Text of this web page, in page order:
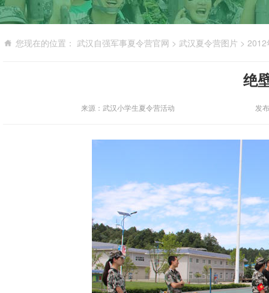
您现在的位置： 武汉自强军事夏令营官网 > 武汉夏令营图片 > 2012
绝
来源：武汉小学生夏令营活动 发